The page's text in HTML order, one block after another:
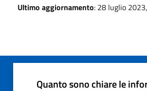
Ultimo aggiornamento: 28 luglio
Quanto sono chiare le